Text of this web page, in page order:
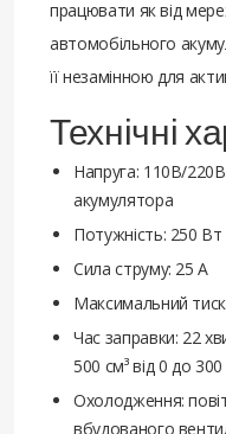
працювати як від
автомобільного
її незамінною для
Технічні
Напруга: 110В/
акумулятора
Потужність: 250 Вт
Сила струму: 25 А
Максимальний
Час заправки: 22
500 см³ від 0 до
Охолодження:
вбудованого